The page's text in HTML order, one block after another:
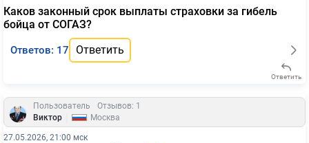
Каков законный срок выплаты страховки за гибель
бойца от СОГАЗ?
Ответов: 17 Ответить
Ответить
Пользователь
Отзывов: 1
Виктор
Москва
27.05.2026, 21:00 мск